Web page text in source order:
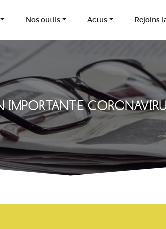
Nos outils Actus Rejoins
IMPORTANTE